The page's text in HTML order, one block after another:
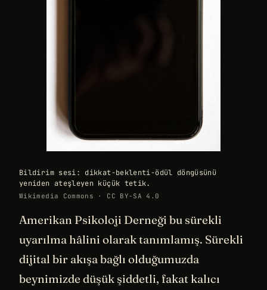
Bildirim sesi: dikkat-beklenti-ödül döngüsünü
yeniden ateşleyen küçük tetik.
Wikimedia Commons · CC BY-SA 4.0
Amerikan Psikoloji Derneği bu sürekli
uyarılma hâlini olarak tanımlamış. Sürekli
dijital bir akışa bağlı olduğumuzda
beynimizde düşük şiddetli, fakat kalıcı